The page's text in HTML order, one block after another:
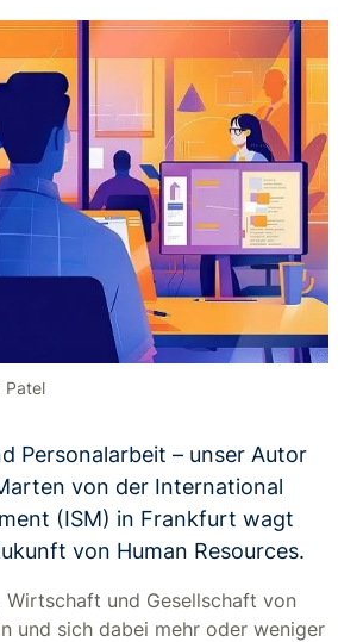
Patel
Personalarbeit – unser Autor
von der International
(ISM) in Frankfurt wagt
von Human Resources.
Wirtschaft und Gesellschaft von
und sich dabei mehr oder weniger